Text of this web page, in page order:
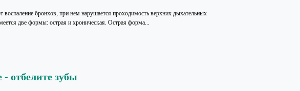
бронхов, при нем нарушается проходимость верхних дыхательных
две формы: острая и хроническая. Острая форма...
отбелите зубы